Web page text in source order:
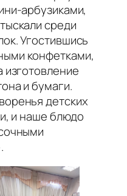
арбузиками,
среди
Угостившись
конфетками,
изготовление
и бумаги.
детских
и наше блюдо